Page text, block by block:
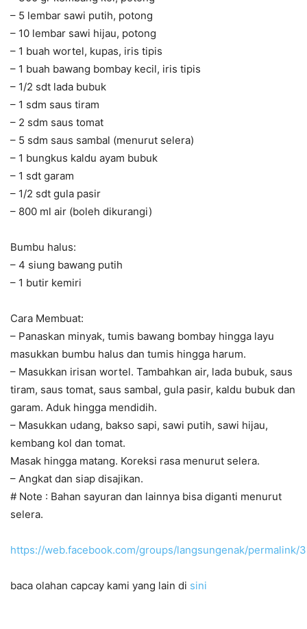
– 5 lembar sawi putih, potong
– 10 lembar sawi hijau, potong
– 1 buah wortel, kupas, iris tipis
– 1 buah bawang bombay kecil, iris tipis
– 1/2 sdt lada bubuk
– 1 sdm saus tiram
– 2 sdm saus tomat
– 5 sdm saus sambal (menurut selera)
– 1 bungkus kaldu ayam bubuk
– 1 sdt garam
– 1/2 sdt gula pasir
– 800 ml air (boleh dikurangi)
Bumbu halus:
– 4 siung bawang putih
– 1 butir kemiri
Cara Membuat:
– Panaskan minyak, tumis bawang bombay hingga layu
masukkan bumbu halus dan tumis hingga harum.
– Masukkan irisan wortel. Tambahkan air, lada bubuk, saus
tiram, saus tomat, saus sambal, gula pasir, kaldu bubuk dan
garam. Aduk hingga mendidih.
– Masukkan udang, bakso sapi, sawi putih, sawi hijau,
kembang kol dan tomat.
Masak hingga matang. Koreksi rasa menurut selera.
– Angkat dan siap disajikan.
# Note : Bahan sayuran dan lainnya bisa diganti menurut
selera.
https://web.facebook.com/groups/langsungenak/permalink/
baca olahan capcay kami yang lain di sini